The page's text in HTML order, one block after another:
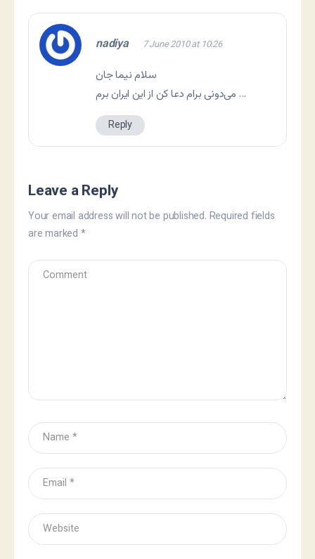
nadiya 7 June 2010 at 10:26
سلام نیما جان
می‌دونی برام دعا کن از این ایران برم …
Reply
Leave a Reply
Your email address will not be published. Required fields
are marked *